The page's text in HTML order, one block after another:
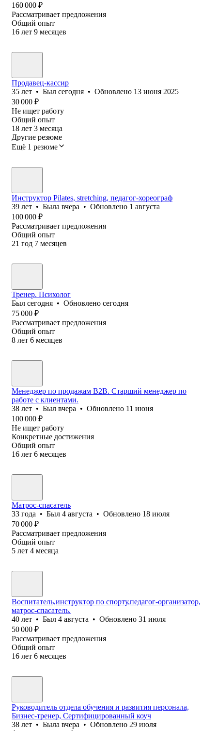
160 000 ₽
Рассматривает предложения
Общий опыт
16 лет 9 месяцев
Продавец-кассир
35 лет • Был сегодня • Обновлено 13 июня 2025
30 000 ₽
Не ищет работу
Общий опыт
18 лет 3 месяца
Другие резюме
Ещё 1 резюме
Инструктор Pilates, stretching, педагог-хореограф
39 лет • Была вчера • Обновлено 1 августа
100 000 ₽
Рассматривает предложения
Общий опыт
21 год 7 месяцев
Тренер. Психолог
Был сегодня • Обновлено сегодня
75 000 ₽
Рассматривает предложения
Общий опыт
8 лет 6 месяцев
Менеджер по продажам B2B. Старший менеджер по
работе с клиентами.
38 лет • Был вчера • Обновлено 11 июня
100 000 ₽
Не ищет работу
Конкретные достижения
Общий опыт
16 лет 6 месяцев
Матрос-спасатель
33 года • Был 4 августа • Обновлено 18 июля
70 000 ₽
Рассматривает предложения
Общий опыт
5 лет 4 месяца
Воспитатель,инструктор по спорту,педагог-организатор,
матрос-спасатель.
40 лет • Был 4 августа • Обновлено 31 июля
50 000 ₽
Рассматривает предложения
Общий опыт
16 лет 6 месяцев
Руководитель отдела обучения и развития персонала,
Бизнес-тренер, Сертифицированный коуч
38 лет • Была вчера • Обновлено 29 июля